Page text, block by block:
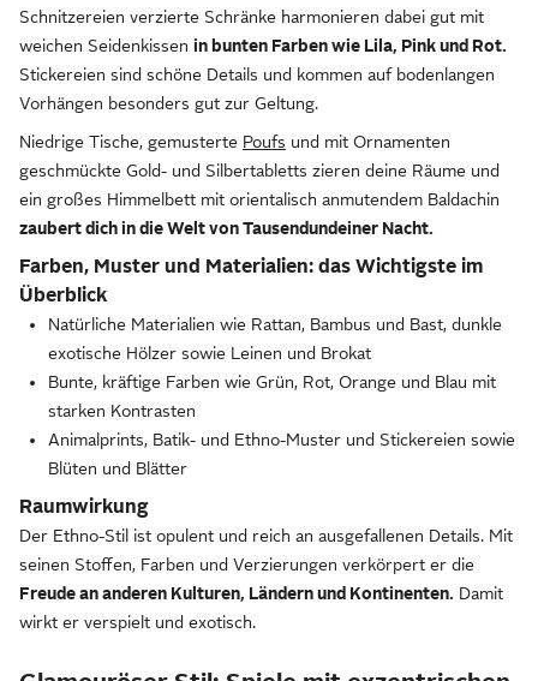
Schnitzereien verzierte Schränke harmonieren dabei gut mit
weichen Seidenkissen in bunten Farben wie Lila, Pink und Rot.
Stickereien sind schöne Details und kommen auf bodenlangen
Vorhängen besonders gut zur Geltung.
Niedrige Tische, gemusterte Poufs und mit Ornamenten
geschmückte Gold- und Silbertabletts zieren deine Räume und
ein großes Himmelbett mit orientalisch anmutendem Baldachin
zaubert dich in die Welt von Tausendundeiner Nacht.
Farben, Muster und Materialien: das Wichtigste im
Überblick
Natürliche Materialien wie Rattan, Bambus und Bast, dunkle
exotische Hölzer sowie Leinen und Brokat
Bunte, kräftige Farben wie Grün, Rot, Orange und Blau mit
starken Kontrasten
Animalprints, Batik- und Ethno-Muster und Stickereien sowie
Blüten und Blätter
Raumwirkung
Der Ethno-Stil ist opulent und reich an ausgefallenen Details. Mit
seinen Stoffen, Farben und Verzierungen verkörpert er die
Freude an anderen Kulturen, Ländern und Kontinenten. Damit
wirkt er verspielt und exotisch.